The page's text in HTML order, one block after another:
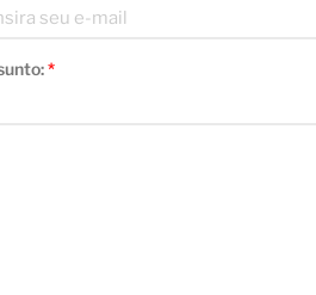
*